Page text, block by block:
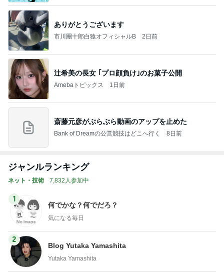
ありがとうございます
市川團十郎白猿オフィシャルB 2日前
辻希美の長女 ｢プロ顔負け｣のお菓子公開
Amebaトピックス 1日前
斎藤元彦がぶらぶら動画のアップを止めた
Bank of Dreamの公営競技はどこへ行く 8日前
ジャンルランキング
ネット・技術 7,832人参加中
1
何でかな？何でだろ？
気になる毎日
2
Blog Yutaka Yamashita
Yutaka Yamashita